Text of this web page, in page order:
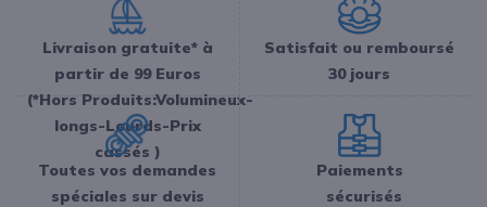
Livraison gratuite* à
partir de 99 Euros
(*Hors Produits:Volumineux-
longs-Lourds-Prix
cassés )
Satisfait ou remboursé
30 jours
Toutes vos demandes
spéciales sur devis
Paiements
sécurisés